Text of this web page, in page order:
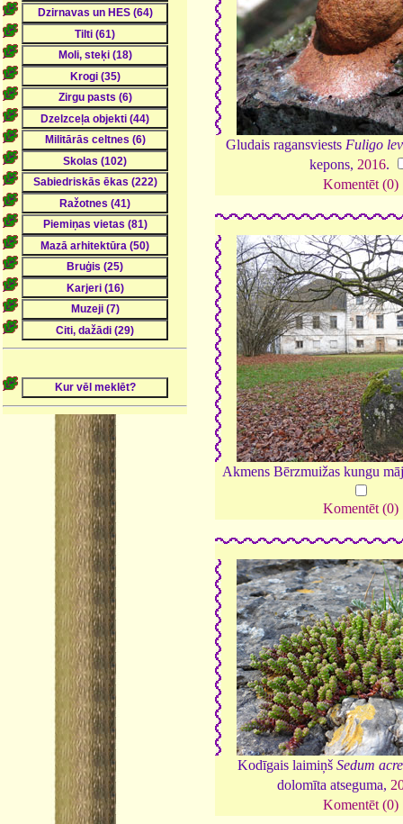
Gludais ragansviests Fuligo
kepons, 2016.
Komentēt (0)
Akmens Bērzmuižas kungu
Komentēt (0)
Kodīgais laimiņš Sedum acre
dolomīta atseguma,
Komentēt (0)